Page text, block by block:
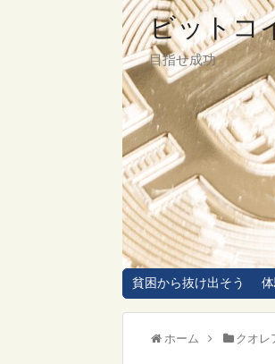
ビットコ
目指せ成功
貧困から抜け出そう
ホーム クオレ